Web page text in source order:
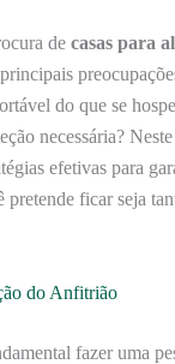
de casas para
do que se
necessária?
efetivas para
pretende ficar seja
do Anfitrião
fazer uma